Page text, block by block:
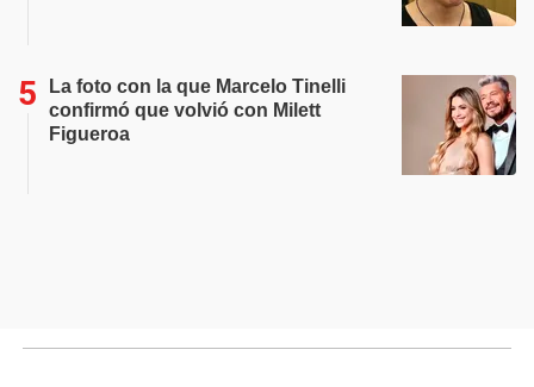
La foto con la que Marcelo Tinelli
confirmó que volvió con Milett
Figueroa